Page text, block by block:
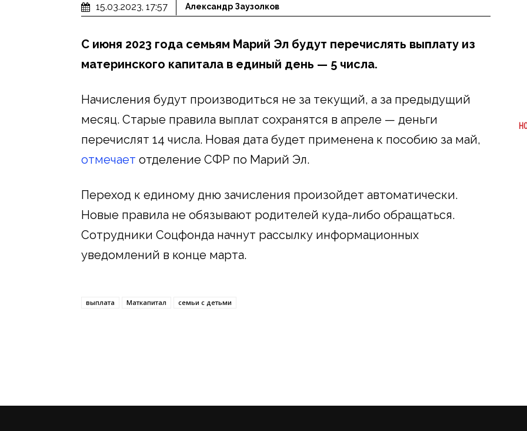
15.03.2023, 17:57 Александр Заузолков
С июня 2023 года семьям Марий Эл будут перечислять выплату из
материнского капитала в единый день — 5 числа.
Начисления будут производиться не за текущий, а за предыдущий
месяц. Старые правила выплат сохранятся в апреле — деньги
перечислят 14 числа. Новая дата будет применена к пособию за май,
отмечает отделение СФР по Марий Эл.
Переход к единому дню зачисления произойдет автоматически.
Новые правила не обязывают родителей куда-либо обращаться.
Сотрудники Соцфонда начнут рассылку информационных
уведомлений в конце марта.
выплата Маткапитал семьи с детьми